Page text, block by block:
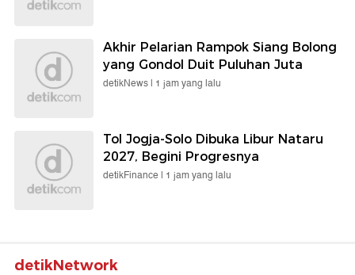
Akhir Pelarian Rampok Siang Bolong
yang Gondol Duit Puluhan Juta
detikNews | 1 jam yang lalu
Tol Jogja-Solo Dibuka Libur Nataru
2027, Begini Progresnya
detikFinance | 1 jam yang lalu
detikNetwork